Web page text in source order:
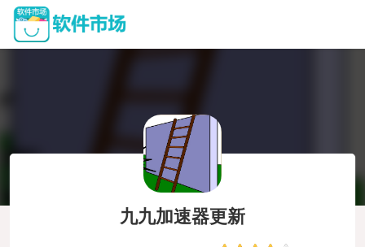
九九加速器更新